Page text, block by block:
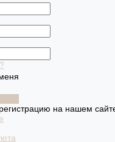
на нашем